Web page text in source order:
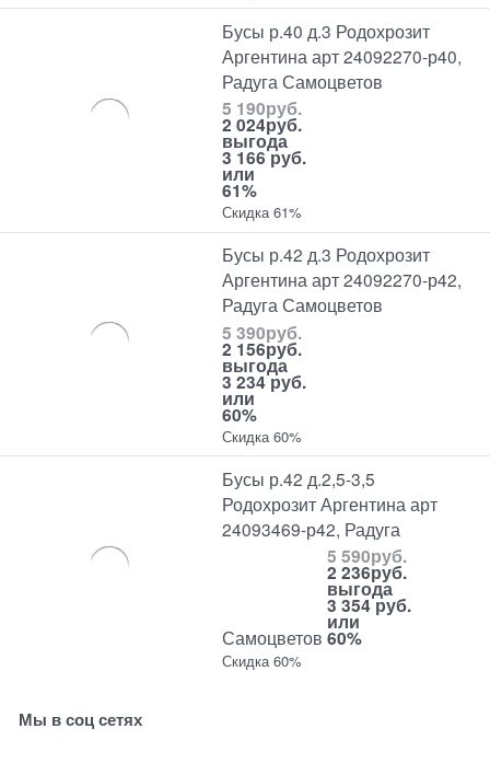
Бусы р.40 д.3 Родохрозит
Аргентина арт 24092270-р40,
Радуга Самоцветов
5 190руб.
2 024руб.
выгода
3 166 руб.
или
61%
Скидка 61%
Бусы р.42 д.3 Родохрозит
Аргентина арт 24092270-р42,
Радуга Самоцветов
5 390руб.
2 156руб.
выгода
3 234 руб.
или
60%
Скидка 60%
Бусы р.42 д.2,5-3,5
Родохрозит Аргентина арт
24093469-р42, Радуга
Самоцветов
5 590руб.
2 236руб.
выгода
3 354 руб.
или
60%
Скидка 60%
Мы в соц сетях